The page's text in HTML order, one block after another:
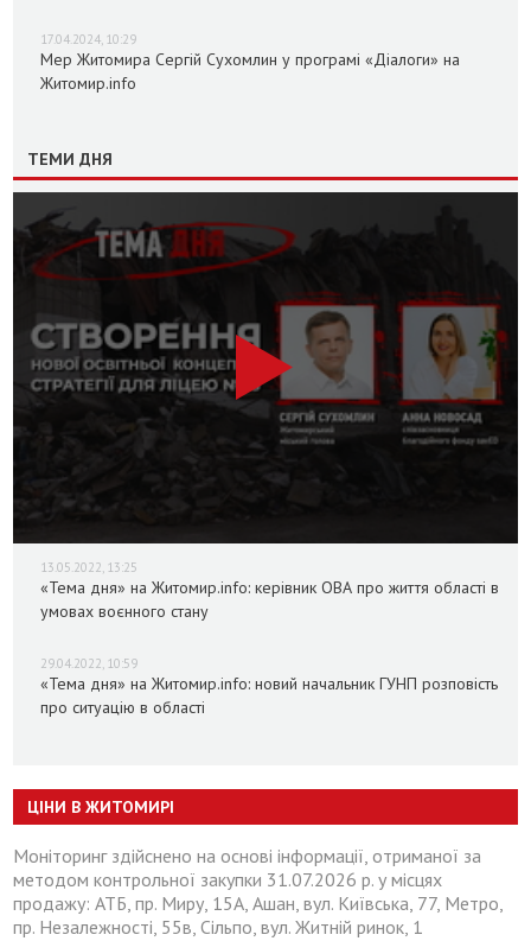
17.04.2024, 10:29
Мер Житомира Сергій Сухомлин у програмі «Діалоги» на
Житомир.info
ТЕМИ ДНЯ
13.05.2022, 13:25
«Тема дня» на Житомир.info: керівник ОВА про життя області в
умовах воєнного стану
29.04.2022, 10:59
«Тема дня» на Житомир.info: новий начальник ГУНП розповість
про ситуацію в області
ЦІНИ В ЖИТОМИРІ
Моніторинг здійснено на основі інформації, отриманої за
методом контрольної закупки 31.07.2026 р. у місцях
продажу: АТБ, пр. Миру, 15А, Ашан, вул. Київська, 77, Метро,
пр. Незалежності, 55в, Сільпо, вул. Житній ринок, 1